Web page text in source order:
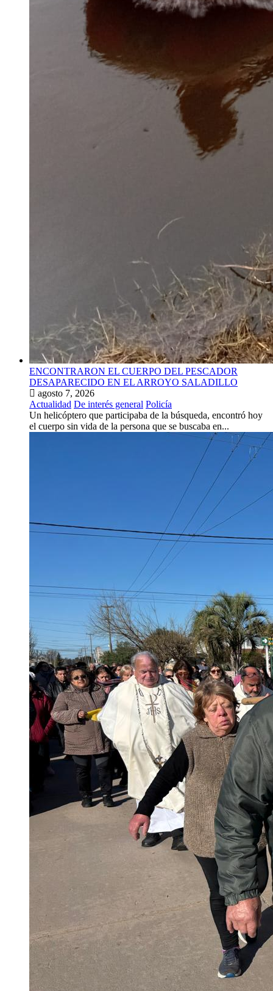
ENCONTRARON EL CUERPO DEL PESCADOR
DESAPARECIDO EN EL ARROYO SALADILLO
agosto 7, 2026
Actualidad De interés general Policía
Un helicóptero que participaba de la búsqueda, encontró hoy
el cuerpo sin vida de la persona que se buscaba en...